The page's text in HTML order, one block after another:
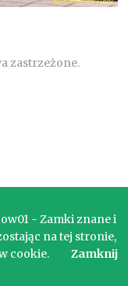
zastrzeżone.
- Zamki znane i
na tej stronie,
cookie.
Zamknij